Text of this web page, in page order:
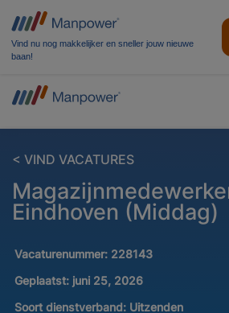
Vind nu nog makkelijker en sneller jouw nieuwe
baan!
< VIND VACATURES
Eindhoven (Middag)
Vacaturenummer: 228143
Geplaatst: juni 25, 2026
Soort dienstverband: Uitzenden